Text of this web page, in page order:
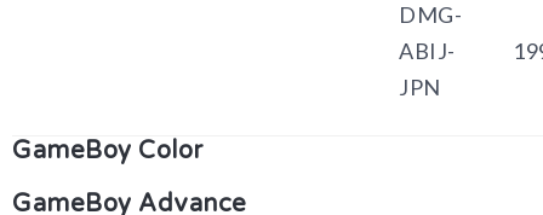
DMG-
ABIJ-
JPN
GameBoy Color
GameBoy Advance